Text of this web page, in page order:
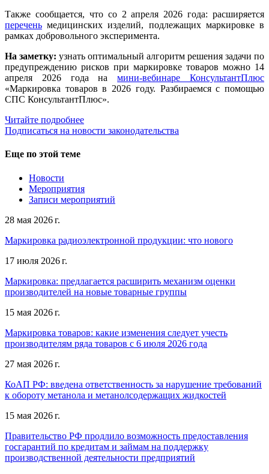
Также сообщается, что со 2 апреля 2026 года: расширяется
перечень медицинских изделий, подлежащих маркировке в
рамках добровольного эксперимента.
На заметку: узнать оптимальный алгоритм решения задачи по
предупреждению рисков при маркировке товаров можно 14
апреля 2026 года намини-вебинаре КонсультантПлюс
«Маркировка товаров в 2026 году. Разбираемся с помощью
СПС КонсультантПлюс».
Читайте подробнее
Подписаться на новости законодательства
Еще по этой теме
Новости
Мероприятия
Записи мероприятий
28 мая 2026 г.
Маркировка радиоэлектронной продукции: что нового
17 июля 2026 г.
Маркировка: предлагается расширить механизм оценки
производителей на новые товарные группы
15 мая 2026 г.
Маркировка товаров: какие изменения следует учесть
производителям ряда товаров с 6 июля 2026 года
27 мая 2026 г.
КоАП РФ: введена ответственность за нарушение требований
к обороту метанола и метанолсодержащих жидкостей
15 мая 2026 г.
Правительство РФ продлило возможность предоставления
госгарантий по кредитам и займам на поддержку
производственной деятельности предприятий